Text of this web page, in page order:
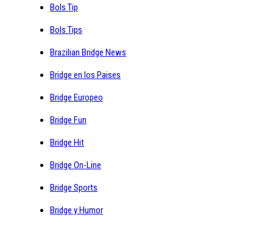
Bols Tip
Bols Tips
Brazilian Bridge News
Bridge en los Paises
Bridge Europeo
Bridge Fun
Bridge Hit
Bridge On-Line
Bridge Sports
Bridge y Humor